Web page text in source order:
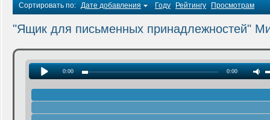
Сортировать по: Дате добавления Году Рейтингу Просмотрам
"Ящик для письменных принадлежностей"
0:00 0:00